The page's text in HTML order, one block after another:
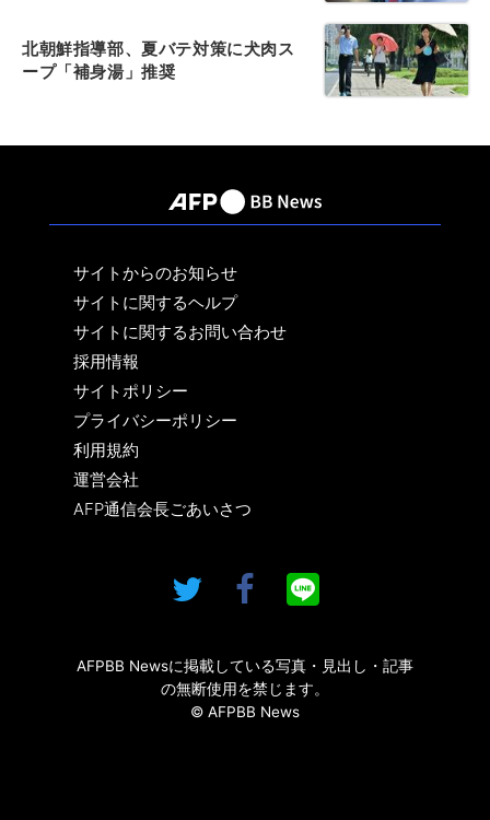
北朝鮮指導部、夏バテ対策に犬肉ス
ープ「補身湯」推奨
サイトからのお知らせ
サイトに関するヘルプ
サイトに関するお問い合わせ
採用情報
サイトポリシー
プライバシーポリシー
利用規約
運営会社
AFP通信会長ごあいさつ
AFPBB Newsに掲載している写真・見出し・記事
の無断使用を禁じます。
© AFPBB News